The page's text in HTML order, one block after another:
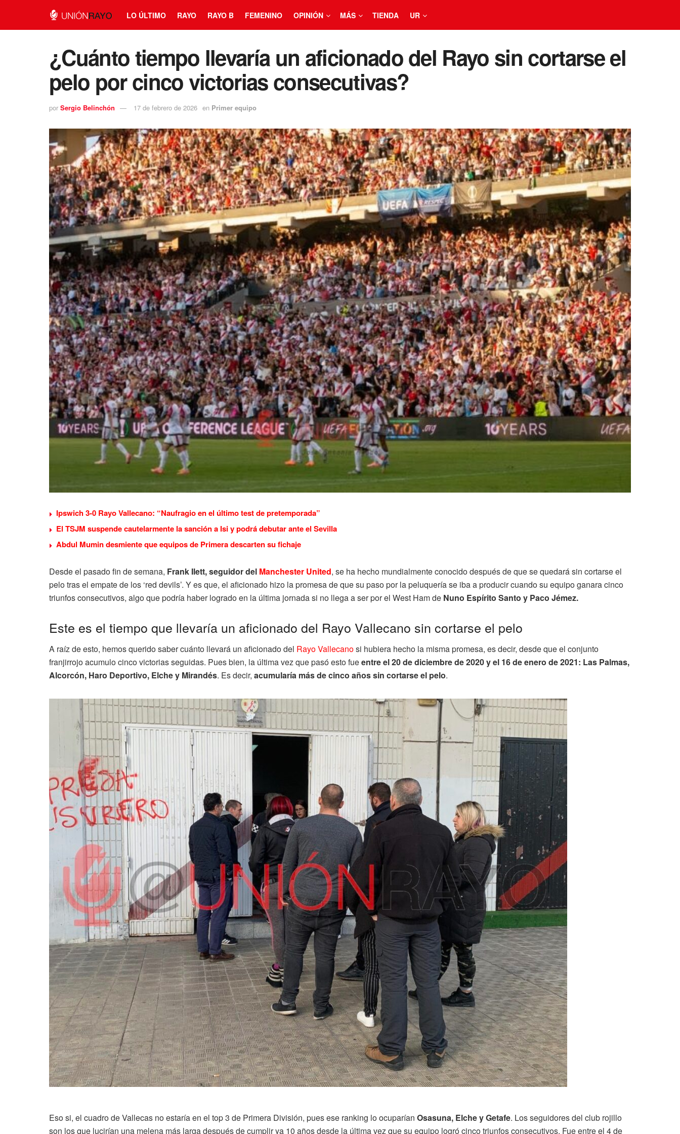
LO ÚLTIMO RAYO RAYO B FEMENINO OPINIÓN MÁS TIENDA UR
¿Cuánto tiempo llevaría un aficionado del Rayo sin cortarse el
pelo por cinco victorias consecutivas?
por Sergio Belinchón 17 de febrero de 2026 en Primer equipo
Ipswich 3-0 Rayo Vallecano: “Naufragio en el último test de pretemporada”
El TSJM suspende cautelarmente la sanción a Isi y podrá debutar ante el Sevilla
Abdul Mumin desmiente que equipos de Primera descarten su fichaje
Desde el pasado fin de semana, Frank Ilett, seguidor del Manchester United, se ha hecho mundialmente conocido después de que se quedará sin cortarse el
pelo tras el empate de los ‘red devils’. Y es que, el aficionado hizo la promesa de que su paso por la peluquería se iba a producir cuando su equipo ganara cinco
triunfos consecutivos, algo que podría haber logrado en la última jornada si no llega a ser por el West Ham de Nuno Espírito Santo y Paco Jémez.
Este es el tiempo que llevaría un aficionado del Rayo Vallecano sin cortarse el pelo
A raíz de esto, hemos querido saber cuánto llevará un aficionado del Rayo Vallecanosi hubiera hecho la misma promesa, es decir, desde que el conjunto
franjirrojo acumulo cinco victorias seguidas. Pues bien, la última vez que pasó esto fueentre el 20 de diciembre de 2020 y el 16 de enero de 2021: Las Palmas,
Alcorcón, Haro Deportivo, Elche y Mirandés. Es decir, acumularía más de cinco años sin cortarse el pelo.
Eso si, el cuadro de Vallecas no estaría en el top 3 de Primera División, pues ese ranking lo ocuparían Osasuna, Elche y Getafe. Los seguidores del club rojillo
son los que lucirían una melena más larga después de cumplir ya 10 años desde la última vez que su equipo logró cinco triunfos consecutivos. Fue entre el 4 de